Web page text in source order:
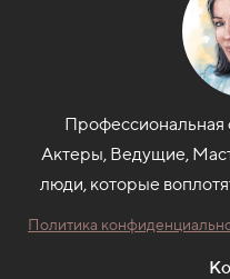
Профессиональная
Актеры, Ведущие,
люди, которые
Политика